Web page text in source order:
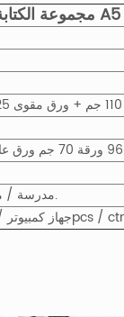
مدرسة / مكتب / هدية / إلخ.